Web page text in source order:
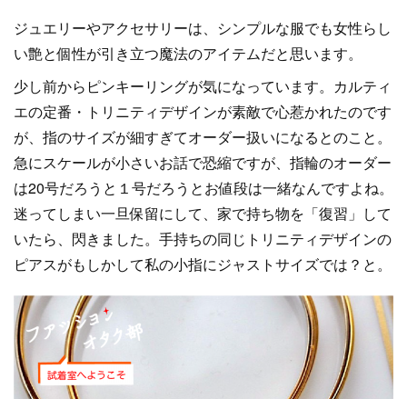
ジュエリーやアクセサリーは、シンプルな服でも女性らし
い艶と個性が引き立つ魔法のアイテムだと思います。
少し前からピンキーリングが気になっています。カルティ
エの定番・トリニティデザインが素敵で心惹かれたのです
が、指のサイズが細すぎてオーダー扱いになるとのこと。
急にスケールが小さいお話で恐縮ですが、指輪のオーダー
は20号だろうと１号だろうとお値段は一緒なんですよね。
迷ってしまい一旦保留にして、家で持ち物を「復習」して
いたら、閃きました。手持ちの同じトリニティデザインの
ピアスがもしかして私の小指にジャストサイズでは？と。